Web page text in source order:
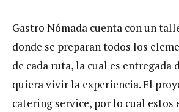
Gastro Nómada cuenta con un
donde se preparan todos los
de cada ruta, la cual es entregada
quiera vivir la experiencia. El
catering service, por lo cual estos